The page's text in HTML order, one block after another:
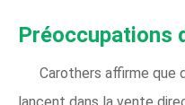
Préoccupations
Carothers affirme que